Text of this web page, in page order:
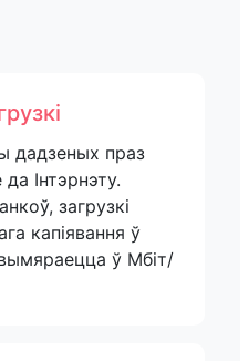
дадзеных праз
Інтэрнэту.
загрузкі
капіявання ў
ў Мбіт/